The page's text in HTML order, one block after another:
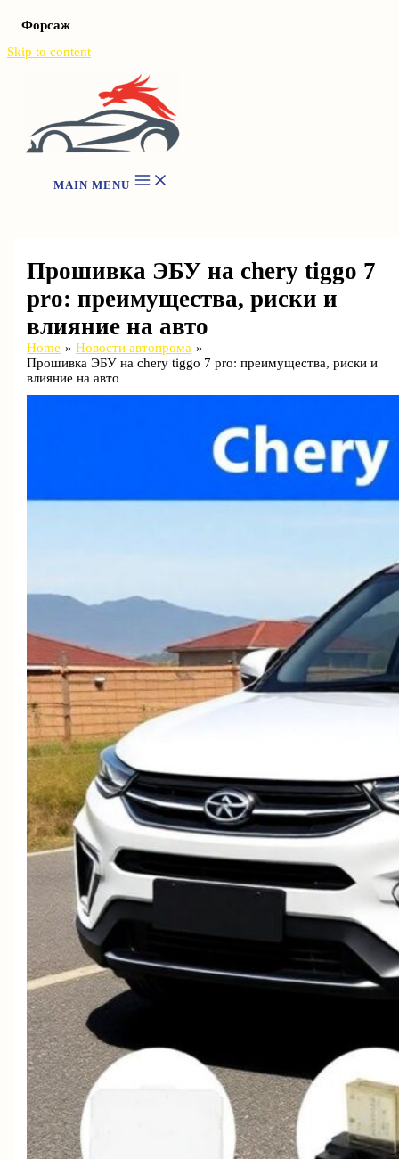
Форсаж
Skip to content
MAIN MENU
Прошивка ЭБУ на chery tiggo 7
pro: преимущества, риски и
влияние на авто
Home
Новости автопрома
Прошивка ЭБУ на chery tiggo 7 pro: преимущества, риски и
влияние на авто